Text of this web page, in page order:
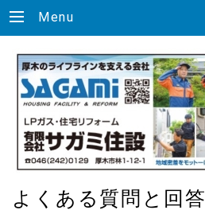
Menu
よくある質問と回答